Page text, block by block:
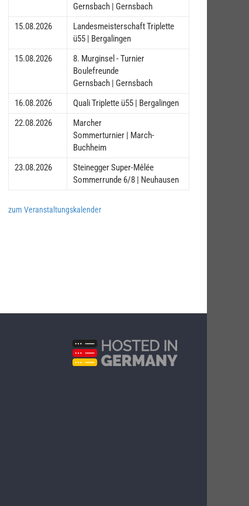
Gernsbach | Gernsbach
15.08.2026
Landesmeisterschaft Triplette
ü55 | Bergalingen
15.08.2026
8. Murginsel - Turnier
Boulefreunde
Gernsbach | Gernsbach
16.08.2026
Quali Triplette ü55 | Bergalingen
22.08.2026
Marcher
Sommerturnier | March-
Buchheim
23.08.2026
Steinegger Super-Mêlée
Sommerrunde 6/8 | Neuhausen
zum Veranstaltungskalender